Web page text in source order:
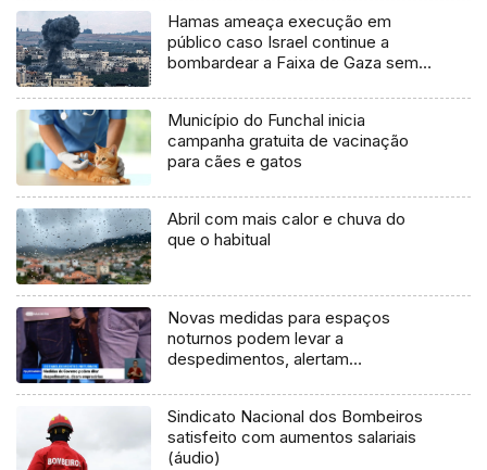
Hamas ameaça execução em
público caso Israel continue a
bombardear a Faixa de Gaza sem
Município do Funchal inicia
campanha gratuita de vacinação
para cães e gatos
Abril com mais calor e chuva do
que o habitual
Novas medidas para espaços
noturnos podem levar a
despedimentos, alertam
Sindicato Nacional dos Bombeiros
satisfeito com aumentos salariais
(áudio)